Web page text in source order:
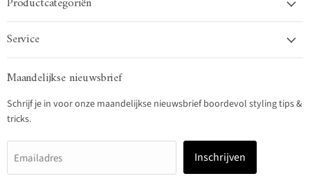
Service
Maandelijkse nieuwsbrief
Schrijf je in voor onze maandelijkse nieuwsbrief boordevol styling tips &
tricks.
Emailadres Inschrijven